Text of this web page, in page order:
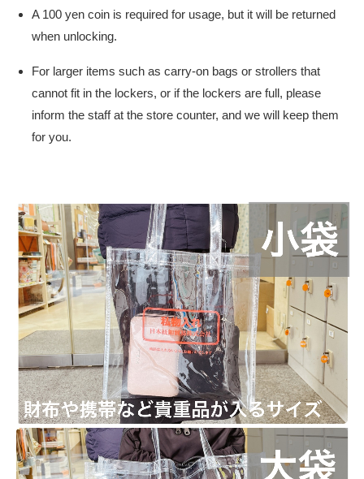
A 100 yen coin is required for usage, but it will be returned
when unlocking.
For larger items such as carry-on bags or strollers that
cannot fit in the lockers, or if the lockers are full, please
inform the staff at the store counter, and we will keep them
for you.